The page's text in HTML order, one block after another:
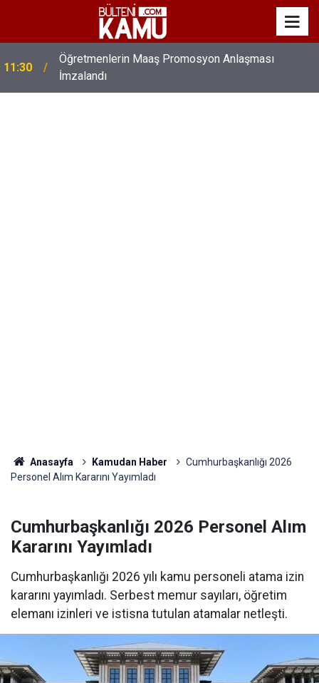
11:30
Öğretmenlerin Maaş Promosyon Anlaşması
İmzalandı
Anasayfa Kamudan Haber
Cumhurbaşkanlığı 2026
Personel Alım Kararını Yayımladı
Cumhurbaşkanlığı 2026 Personel Alım
Kararını Yayımladı
Cumhurbaşkanlığı 2026 yılı kamu personeli atama izin
kararını yayımladı. Serbest memur sayıları, öğretim
elemanı izinleri ve istisna tutulan atamalar netleşti.